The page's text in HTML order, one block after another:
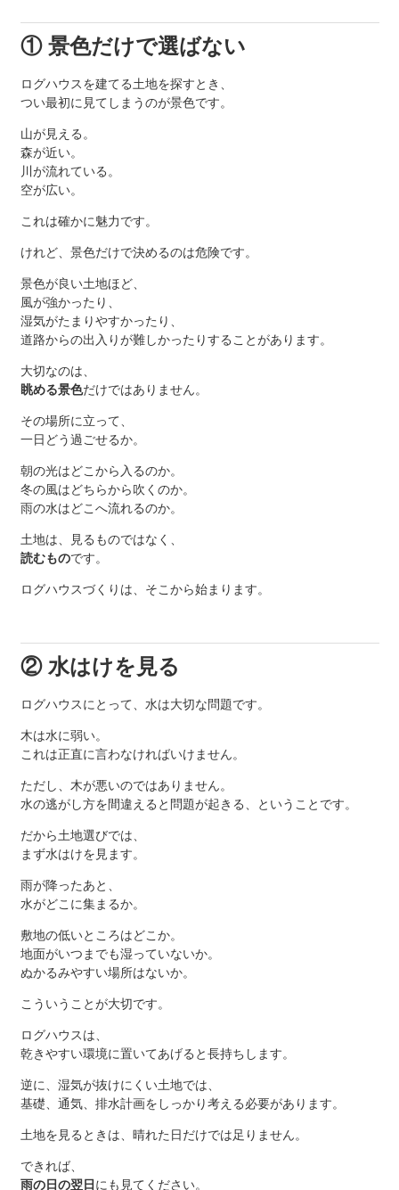
① 景色だけで選ばない
ログハウスを建てる土地を探すとき、
つい最初に見てしまうのが景色です。
山が見える。
森が近い。
川が流れている。
空が広い。
これは確かに魅力です。
けれど、景色だけで決めるのは危険です。
景色が良い土地ほど、
風が強かったり、
湿気がたまりやすかったり、
道路からの出入りが難しかったりすることがあります。
大切なのは、
眺める景色だけではありません。
その場所に立って、
一日どう過ごせるか。
朝の光はどこから入るのか。
冬の風はどちらから吹くのか。
雨の水はどこへ流れるのか。
土地は、見るものではなく、
読むものです。
ログハウスづくりは、そこから始まります。
② 水はけを見る
ログハウスにとって、水は大切な問題です。
木は水に弱い。
これは正直に言わなければいけません。
ただし、木が悪いのではありません。
水の逃がし方を間違えると問題が起きる、ということです。
だから土地選びでは、
まず水はけを見ます。
雨が降ったあと、
水がどこに集まるか。
敷地の低いところはどこか。
地面がいつまでも湿っていないか。
ぬかるみやすい場所はないか。
こういうことが大切です。
ログハウスは、
乾きやすい環境に置いてあげると長持ちします。
逆に、湿気が抜けにくい土地では、
基礎、通気、排水計画をしっかり考える必要があります。
土地を見るときは、晴れた日だけでは足りません。
できれば、
雨の日の翌日 にも見てください。